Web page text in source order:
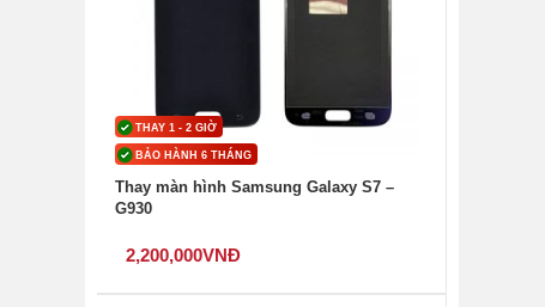
THAY 1 - 2 GIỜ
BẢO HÀNH 6 THÁNG
Thay màn hình Samsung Galaxy S7 –
G930
2,200,000VNĐ